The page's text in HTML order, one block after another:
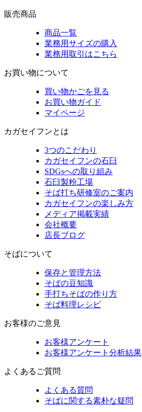
販売商品
商品一覧
業務用サイズの購入
業務用取引はこちら
お買い物について
買い物かごを見る
お買い物ガイド
マイページ
カガセイフンとは
3つのこだわり
カガセイフンの石臼
SDGsへの取り組み
石臼製粉工場
そば打ち研修室のご案内
カガセイフンの楽しみ方
メディア掲載実績
会社概要
店長ブログ
そばについて
保存と管理方法
そばの豆知識
手打ちそばの作り方
そば料理レシピ
お客様のご意見
お客様アンケート
お客様アンケート分析結果
よくあるご質問
よくある質問
そばに関する素朴な疑問